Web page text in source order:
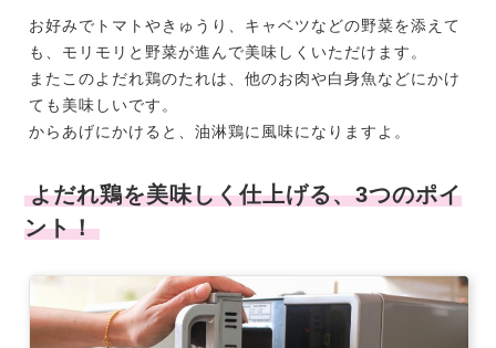
お好みでトマトやきゅうり、キャベツなどの野菜を添えて
も、モリモリと野菜が進んで美味しくいただけます。
またこのよだれ鶏のたれは、他のお肉や白身魚などにかけ
ても美味しいです。
からあげにかけると、油淋鶏に風味になりますよ。
よだれ鶏を美味しく仕上げる、3つのポイ
ント！